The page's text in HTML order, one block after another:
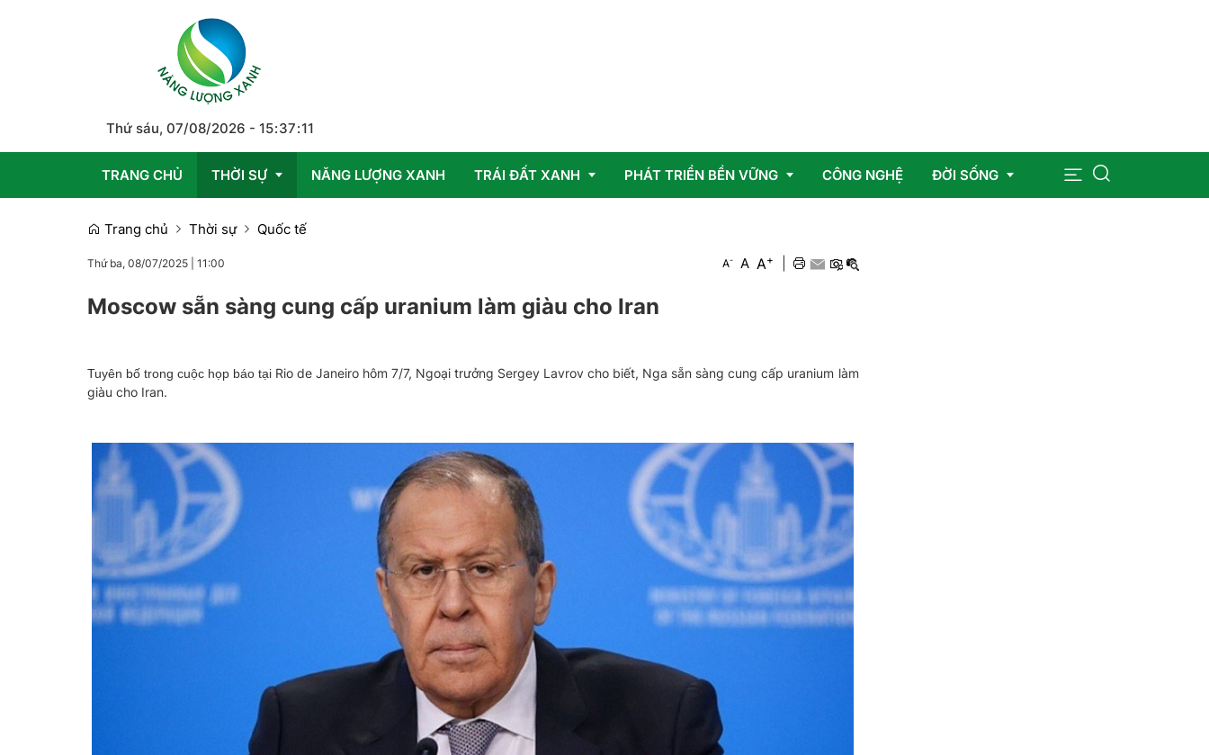
Thứ sáu, 07/08/2026 - 15:37:12
TRANG CHỦ THỜI SỰ
Trong nước
Quốc tế
NĂNG LƯỢNG XANH TRÁI ĐẤT XANH
Giải pháp
PHÁT TRIỂN BỀN VỮNG CÔNG NGHỆ ĐỜI SỐNG
Trang chủ Thời sự Quốc tế
Thứ ba, 08/07/2025 11:00 A- A A+
Moscow sẵn sàng cung cấp uranium làm giàu cho Iran
Tuyên bố trong cuộc họp báo tại Rio de Janeiro hôm 7/7, Ngoại trưởng Sergey Lavrov cho biết, Nga sẵn sàng cung cấp uranium làm
giàu cho Iran.